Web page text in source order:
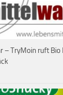
– TryMoin ruft Bio